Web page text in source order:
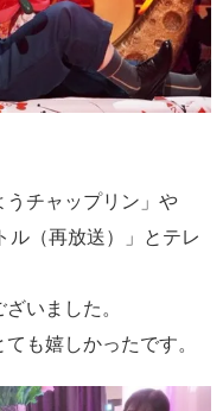
うチャップリン」や
ル（再放送）」とテレ
いました。
も嬉しかったです。